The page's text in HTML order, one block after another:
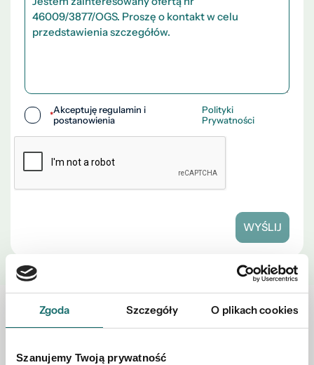
Zgoda Szczegóły O plikach cookies
Szanujemy Twoją prywatność
*Akceptuję regulamin i
postanowienia
Polityki
Prywatności
WYŚLIJ
Zobacz również w okolicy